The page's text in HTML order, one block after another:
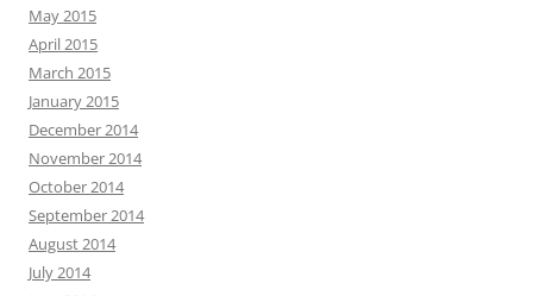
May 2015
April 2015
March 2015
January 2015
December 2014
November 2014
October 2014
September 2014
August 2014
July 2014